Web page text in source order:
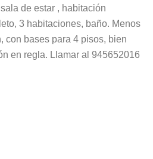
de estar , habitación
3 habitaciones, baño. Menos
con bases para 4 pisos, bien
en regla. Llamar al 945652016